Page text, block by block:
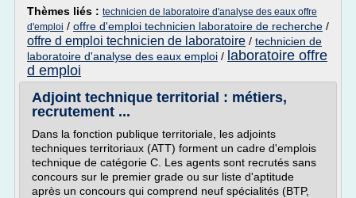
Thèmes liés : technicien de laboratoire d'analyse des eaux offre
d'emploi / offre d'emploi technicien laboratoire de recherche /
offre d emploi technicien de laboratoire / technicien de
laboratoire d'analyse des eaux emploi / laboratoire offre
d emploi
Adjoint technique territorial : métiers,
recrutement ...
Dans la fonction publique territoriale, les adjoints
techniques territoriaux (ATT) forment un cadre d'emplois
technique de catégorie C. Les agents sont recrutés sans
concours sur le premier grade ou sur liste d'aptitude
après un concours qui comprend neuf spécialités (BTP,